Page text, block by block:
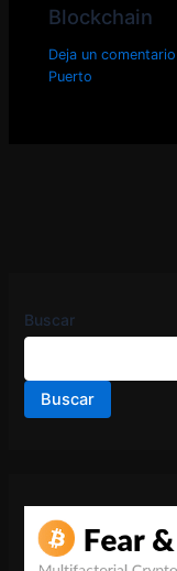
Blockchain
Deja un comentario
Puerto
Buscar
Buscar